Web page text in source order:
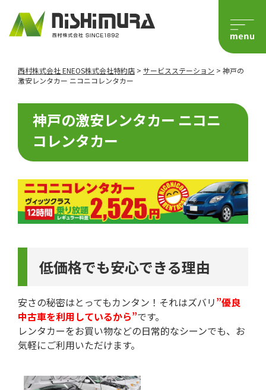
西村株式会社 ENEOS株式会社特約店 > サービスステーション > 神戸の
激安レンタカー ニコニコレンタカー
神戸の激安レンタカー ニコニ
コレンタカー
低価格でも安心できる理由
安さの秘密はとってもカンタン！それはズバリ”優良
中古車を利用しているから”です。
レンタカーをお買い物などの日常的なシーンでも、お
気軽にご利用いただけます。